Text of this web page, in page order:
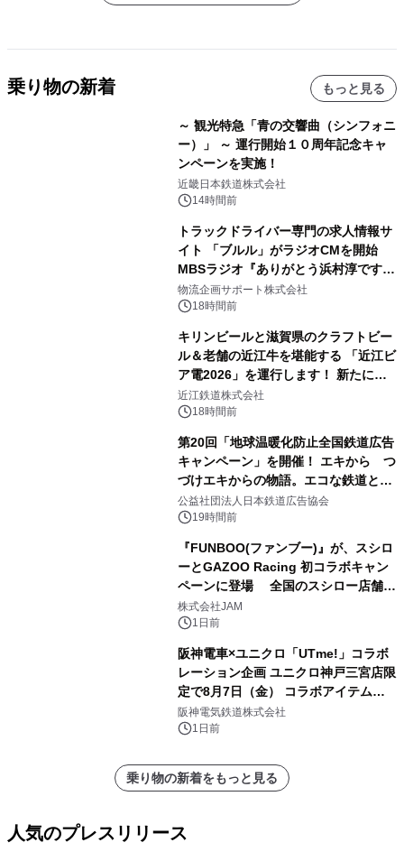
乗り物の新着 もっと見る
～ 観光特急「青の交響曲（シンフォニ
ー）」 ～ 運行開始１０周年記念キャ
ンペーンを実施！
近畿日本鉄道株式会社
14時間前
トラックドライバー専門の求人情報サ
イト 「ブルル」がラジオCMを開始
MBSラジオ『ありがとう浜村淳です』
にて8月1日(土)より
物流企画サポート株式会社
18時間前
キリンビールと滋賀県のクラフトビー
ル＆老舗の近江牛を堪能する 「近江ビ
ア電2026」を運行します！ 新たに
「長濱浪漫ビール」が参加！キリン一
番搾り飲み放題が復活！
近江鉄道株式会社
18時間前
第20回「地球温暖化防止全国鉄道広告
キャンペーン」を開催！ エキから つ
づけエキからの物語。エコな鉄道とと
もに。
公益社団法人日本鉄道広告協会
19時間前
『FUNBOO(ファンブー)』が、スシロ
ーとGAZOO Racing 初コラボキャン
ペーンに登場 全国のスシロー店舗で
GR 4車種の FUNBOO(ミニカー)付き
メニューが展開されます
株式会社JAM
1日前
阪神電車×ユニクロ「UTme!」コラボ
レーション企画 ユニクロ神戸三宮店限
定で8月7日（金） コラボアイテムが
発売決定！
阪神電気鉄道株式会社
1日前
乗り物の新着をもっと見る
人気のプレスリリース